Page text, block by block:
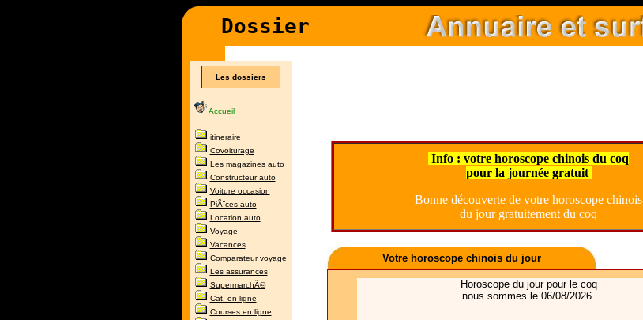
Dossier
Les dossiers
Accueil
itineraire
Covoiturage
Les magazines auto
Constructeur auto
Voiture occasion
PiÃ¨ces auto
Location auto
Voyage
Vacances
Comparateur voyage
Les assurances
SupermarchÃ©
Cat. en ligne
Courses en ligne
Info : votre horoscope chinois du coq
pour la journée gratuit
Bonne découverte de votre horoscope chinois
du jour gratuitement du coq
Votre horoscope chinois du jour
Horoscope du jour pour le coq
nous sommes le 06/08/2026.